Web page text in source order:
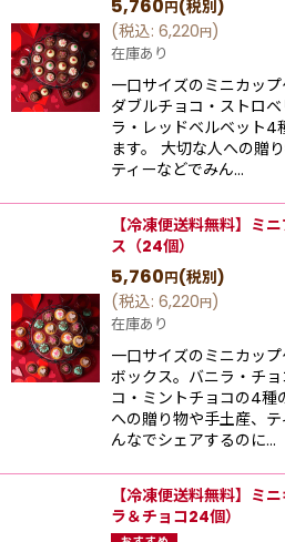
5,760円(税別)
(税込: 6,220円)
在庫あり
一口サイズのミニカッ
ダブルチョコ・ストロ
ラ・レッドベルベット4
ます。 大切な人への贈
ティーなどでみん…
【冷凍便送料無料】ミ
ス（24個）
5,760円(税別)
(税込: 6,220円)
在庫あり
一口サイズのミニカッ
ボックス。バニラ・チ
コ・ミントチョコの4種
への贈り物や手土産、
んなでシェアするのに…
【冷凍便送料無料】ミ
ラ＆チョコ24個）